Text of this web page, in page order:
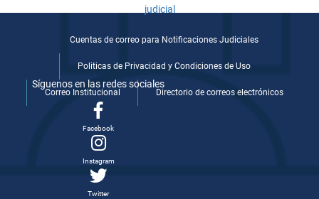
Cuentas de correo para Notificaciones Judiciales
Politicas de Privacidad y Condiciones de Uso
Correo Institucional Directorio de correos electrónicos
Síguenos en las redes sociales
Facebook
Instagram
Twitter